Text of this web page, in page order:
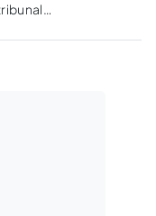
A